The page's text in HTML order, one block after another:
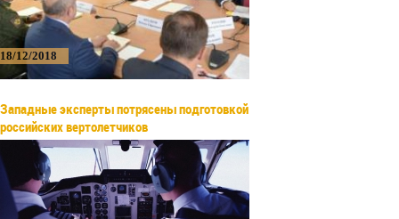
18/12/2018
Западные эксперты потрясены подготовкой
российских вертолетчиков